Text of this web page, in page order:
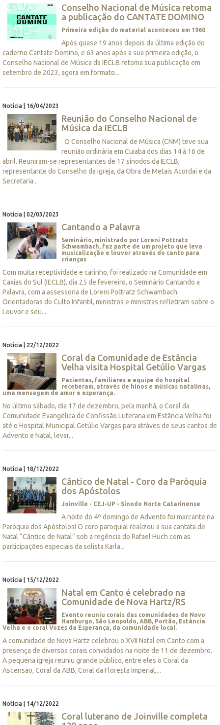
Conselho Nacional de Música retoma
a publicação do CANTATE DOMINO
Primeira edição do material aconteceu em 1960
Após quase 19 anos depois da última edição do
caderno Cantate Domino, e 63 anos após a sua primeira edição, o
Conselho Nacional de Música da IECLB retoma sua publicação em
setembro de 2023, agora em formato...
Notícia | 16/04/2023
Reunião do Conselho Nacional de
Música da IECLB
O Conselho Nacional de Música (CNM) teve sua
reunião ordinária em Cuiabá dos dias 14 à 16 de
abril. Reuniram-se representantes de 17 sínodos da IECLB,
representante do Conselho da Igreja, da Obra de Metais Acordai e da
Secretaria...
Notícia | 02/03/2023
Cantando a Palavra
Seminário, ministrado por Loreni Pottratz
Schwambach, faz parte de um projeto que leva
musicalização e louvor através do canto para
crianças
Com muita receptividade e carinho, foi realizado na Comunidade em
Caxias do Sul (IECLB), dia 25 de fevereiro, o Seminário Cantando a
Palavra, com a assessoria de Loreni Pottratz Schwambach.
Orientadoras do Culto Infantil, ministros e ministras refletiram sobre o
Louvor e seu...
Notícia | 22/12/2022
Coral da Comunidade de Estância
Velha visita Hospital Getúlio Vargas
Pacientes, familiares e equipe do hospital
receberam, através de hinos e músicas natalinas,
uma mensagem de amor e esperança.
No último sábado, dia 17 de dezembro, pela manhã, o Coral da
Comunidade Evangélica de Confissão Luterana em Estância Velha foi
até o Hospital Municipal Getúlio Vargas para atráves de seus cantos de
Advento e Natal, levar...
Notícia | 18/12/2022
Cântico de Natal - Coro da Paróquia
dos Apóstolos
Joinville - CEJ-UP - Sínodo Norte Catarinense
A noite do 4º domingo de Advento foi marcante na
Paróquia dos Apóstolos! O coro paroquial realizou a sua cantata de
Natal “Cântico de Natal” sob a regência do Rafael Huch com as
participações especiais da solista Karla...
Notícia | 15/12/2022
Natal em Canto é celebrado na
Comunidade de Nova Hartz/RS
Evento reuniu corais das comunidades de Novo
Hamburgo, São Leopoldo, ABB, Portão, Estância
Velha e o coral Vozes da Esperança, da comunidade local.
A comunidade de Nova Hartz celebrou o XVII Natal em Canto com a
presença de diversos corais convidados na noite de 11 de dezembro.
A pequena igreja reuniu grande público, entre eles o Coral da
Ascensão, Coral da ABB, Coral da Floresta Imperial,...
Notícia | 14/12/2022
Coral luterano de Joinville completa